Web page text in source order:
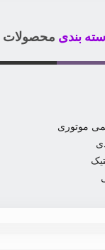
بندی محصولات
موتوری